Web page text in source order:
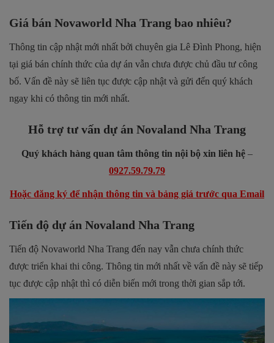
Giá bán Novaworld Nha Trang bao nhiêu?
Thông tin cập nhật mới nhất bởi chuyên gia Lê Đình Phong, hiện
tại giá bán chính thức của dự án vẫn chưa được chủ đầu tư công
bố. Vấn đề này sẽ liên tục được cập nhật và gửi đến quý khách
ngay khi có thông tin mới nhất.
Hỗ trợ tư vấn dự án Novaland Nha Trang
Quý khách hàng quan tâm thông tin nội bộ xin liên hệ –
0927.59.79.79
Hoặc đăng ký để nhận thông tin và bảng giá trước qua Email
Tiến độ dự án Novaland Nha Trang
Tiến độ Novaworld Nha Trang đến nay vẫn chưa chính thức
được triển khai thi công. Thông tin mới nhất về vấn đề này sẽ tiếp
tục được cập nhật thì có diễn biến mới trong thời gian sắp tới.